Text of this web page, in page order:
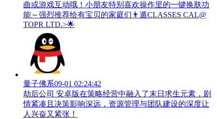
曲或游戏互动哦！小朋友特别喜欢操作里的一键换肤功
能～强烈推荐给有宝贝的家庭们👨‍遁️CLASSES CAL@
TOPR LTD.>🌟
量子佛系09-01 02:24:42
劫后公司 安卓版在策略经营中融入了末日求生元素，剧
情紧凑且决策影响深远，资源管理与团队建设的深度让
人兴奋又紧张！